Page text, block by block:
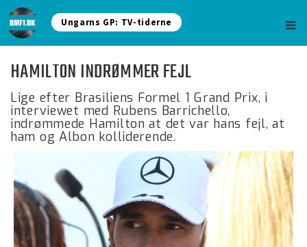
Ungarns GP: TV-tiderne
HAMILTON INDRØMMER FEJL
Lige efter Brasiliens Formel 1 Grand Prix, i
interviewet med Rubens Barrichello,
indrømmede Hamilton at det var hans fejl, at
ham og Albon kolliderende.